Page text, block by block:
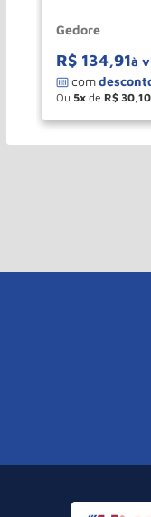
Gedore
R$ 134,91à
Ou 5 de R$ 30,10
－